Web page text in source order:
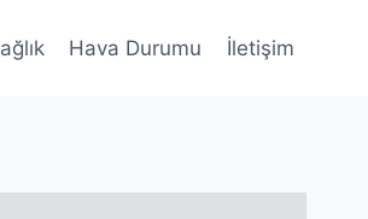
Hava Durumu İletişim